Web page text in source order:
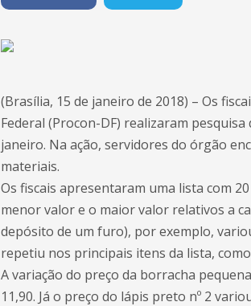
(Brasília, 15 de janeiro de 2018) – Os
Federal (Procon-DF) realizaram
janeiro. Na ação, servidores do órgão
materiais.
Os fiscais apresentaram uma lista com
menor valor e o maior valor relativos a
depósito de um furo), por exemplo,
repetiu nos principais itens da lista,
A variação do preço da borracha
11,90. Já o preço do lápis preto nº 2